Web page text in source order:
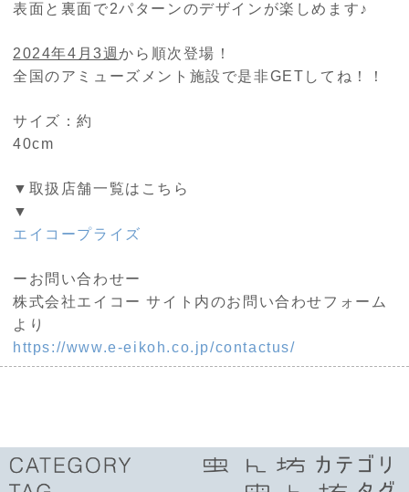
表面と裏面で2パターンのデザインが楽しめます♪
2024年4月3週から順次登場！
全国のアミューズメント施設で是非GETしてね！！
サイズ：約
▼取扱店舗一覧はこちら
エイコープライズ
ーお問い合わせー
株式会社エイコー サイト内のお問い合わせフォーム
より
https://www.e-eikoh.co.jp/contactus/